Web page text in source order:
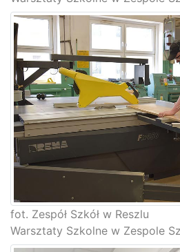
fot. Zespół Szkół w Reszlu
Warsztaty Szkolne w Zespole